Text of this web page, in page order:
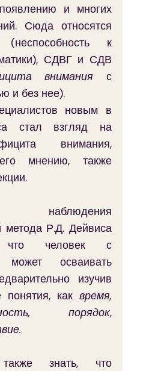
и многих
(неспособность к
внимания с
и без нее).
новым в
стал взгляд на
внимания,
мнению, также
наблюдения
метода Р.Д. Дейвиса
что человек с
может осваивать
изучив
понятия, как время,
порядок,
знать, что